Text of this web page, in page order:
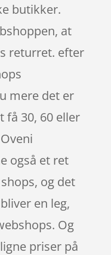
butikker.
at
returret. efter
mere det er
få 30, 60 eller
også et ret
og det
en leg,
Og
priser på